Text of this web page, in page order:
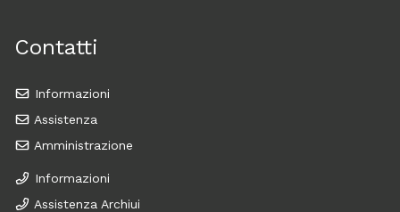
Contatti
Informazioni
Assistenza
Amministrazione
Informazioni
Assistenza Archiui